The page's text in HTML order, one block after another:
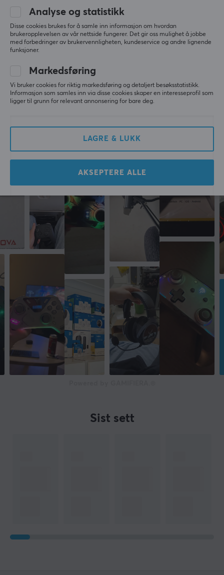
Blå
Produsentens garanti
1 års garanti
0.0
Basert på 0 vurderinger
4
2
1
0%
SKRIV ANMELDELSE
Sist sett
Analyse og statistikk
Disse cookies brukes for å samle inn informasjon om hvordan
brukeropplevelsen av vår nettside fungerer. Det gir oss mulighet å jobbe
med forbedringer av brukervennligheten, kundeservice og andre lignende
funksjoner.
Markedsføring
Vi bruker cookies for riktig markedsføring og detaljert besøksstatistikk.
Informasjon som samles inn via disse cookies skaper en interesseprofil som
ligger til grunn for relevant annonsering for bare deg.
LAGRE & LUKK
AKSEPTERE ALLE